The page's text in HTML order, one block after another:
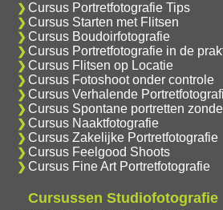
Cursus Portretfotografie Tips
Cursus Starten met Flitsen
Cursus Boudoirfotografie
Cursus Portretfotografie in de
Cursus Flitsen op Locatie
Cursus Fotoshoot onder controle
Cursus Verhalende
Cursus Spontane portretten
Cursus Naaktfotografie
Cursus Zakelijke Portretfotografie
Cursus Feelgood Shoots
Cursus Fine Art Portretfotografie
Cursussen Studiofotografie